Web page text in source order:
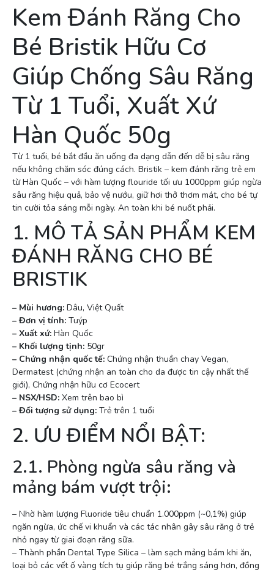
Kem Đánh Răng Cho
Bé Bristik Hữu Cơ
Giúp Chống Sâu Răng
Từ 1 Tuổi, Xuất Xứ
Hàn Quốc 50g
Từ 1 tuổi, bé bắt đầu ăn uống đa dạng dẫn đến dễ bị sâu răng
nếu không chăm sóc đúng cách. Bristik – kem đánh răng trẻ em
từ Hàn Quốc – với hàm lượng flouride tối ưu 1000ppm giúp ngừa
sâu răng hiệu quả, bảo vệ nướu, giữ hơi thở thơm mát, cho bé tự
tin cười tỏa sáng mỗi ngày. An toàn khi bé nuốt phải.
1. MÔ TẢ SẢN PHẨM KEM
ĐÁNH RĂNG CHO BÉ
BRISTIK
– Mùi hương: Dâu, Việt Quất
– Đơn vị tính: Tuýp
– Xuất xứ: Hàn Quốc
– Khối lượng tịnh: 50gr
– Chứng nhận quốc tế: Chứng nhận thuần chay Vegan,
Dermatest (chứng nhận an toàn cho da được tin cậy nhất thế
giới), Chứng nhận hữu cơ Ecocert
– NSX/HSD: Xem trên bao bì
– Đối tượng sử dụng: Trẻ trên 1 tuổi
2. ƯU ĐIỂM NỔI BẬT:
2.1. Phòng ngừa sâu răng và
mảng bám vượt trội:
– Nhờ hàm lượng Fluoride tiêu chuẩn 1.000ppm (~0,1%) giúp
ngăn ngừa, ức chế vi khuẩn và các tác nhân gây sâu răng ở trẻ
nhỏ ngay từ giai đoạn răng sữa.
– Thành phần Dental Type Silica – làm sạch mảng bám khi ăn,
loại bỏ các vết ố vàng tích tụ giúp răng bé trắng sáng hơn, đồng